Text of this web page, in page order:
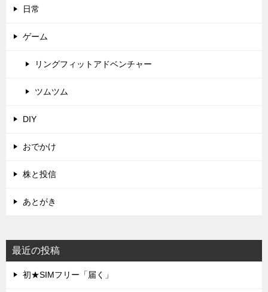
日常
ゲーム
リングフィットアドベンチャー
ツムツム
DIY
おでかけ
株と投信
あとがき
最近の投稿
初★SIMフリー「届く」